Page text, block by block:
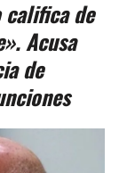
de
Acusa
de